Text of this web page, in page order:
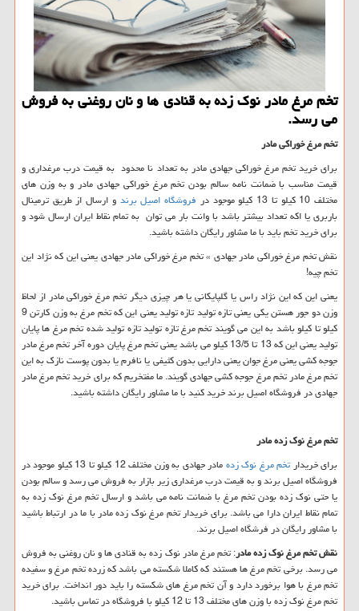
تخم مرغ مادر نوك زده به قنادی ها و نان روغنی به فروش
می رسد.
تخم مرغ خوراکی مادر
برای خرید تخم مرغ خوراکی جهادی مادر به تعداد نا محدود به قیمت درب مرغداری و
قیمت مناسب با ضمانت نامه سالم بودن تخم مرغ خوراکی جهادی مادر و به وزن های
مختلف 10 کیلو تا 13 کیلو موجود در
فروشگاه اصیل برند و ارسال از طریق ترمینال
باربری یا اکه تعداد بیشتر باشد با وانت بار می توان به تمام نقاط ایران ارسال شود و
برای خرید تخم باید با ما مشاور رایگان داشته باشید.
نقش تخم مرغ خوراکی مادر جهادی » تخم مرغ خوراکی مادر جهادی یعنی این که نژاد این
تخم چیه!
یعنی این که این نژاد راس یا گلپایکانی یا هر چیزی دیگر تخم مرغ خوراکی مادر از لحاظ
وزن دو جور هستن یکی یعنی تازه تولید تازه تولید یعنی این که تخم مرغ به وزن کارتن 9
کیلو تا کیلو باشد به این می گویند تخم مرغ تازه تولید تازه تولید شده تخم مرغ ها پایان
تولید یعنی این که 13 تا 13/5 کیلو می باشد یعنی تخم مرغ پایان دوره آخر تخم مرغ مادر
جوجه کشی یعنی مرغ جوان یعنی دارایی بدون کثیفی یا نافرم یا بدون پوست نازک به این
تخم مرغ مادر تخم مرغ جوجه کشی جهادی گویند. ما مفتخریم که برای خرید تخم مرغ مادر
جهادی در فروشگاه اصیل برند خرید کنید با ما مشاور رایگان داشته باشید.
تخم مرغ نوک زده مادر
برای خریدارتخم مرغ نوک زده
مادر جهادی به وزن مختلف 12 کیلو تا 13 کیلو موجود در
فروشگاه اصیل برند و به قیمت درب مرغداری زیر بازار به فروش می رسد و سالم بودن
یا حتی نوک زده بودن تخم مرغ با ضمانت نامه می باشد و ارسال تخم مرغ نوک زده به
تمام نقاط ایران دارا می باشد. برای خریدار تخم مرغ نوک زده مادر با ما در ارتباط باشید
با مشاور رایگان در فرشگاه اصیل برند.
نقش تخم مرغ نوک زده مادر: تخم مرغ مادر نوک زده به قنادی ها و نان روغنی به فروش
می رسد. برخی تخم مرغ ها هستند که کاملا شکسته می باشد که زرده تخم مرغ و سفیده
تخم مرغ با هوا برخورد دارد و آن تخم مرغ های شکسته را باید دور انداخت. برای خرید
تخم مرغ نوک زده با وزن های مختلف 13 تا 12 کیلو با فروشگاه در تماس باشید.